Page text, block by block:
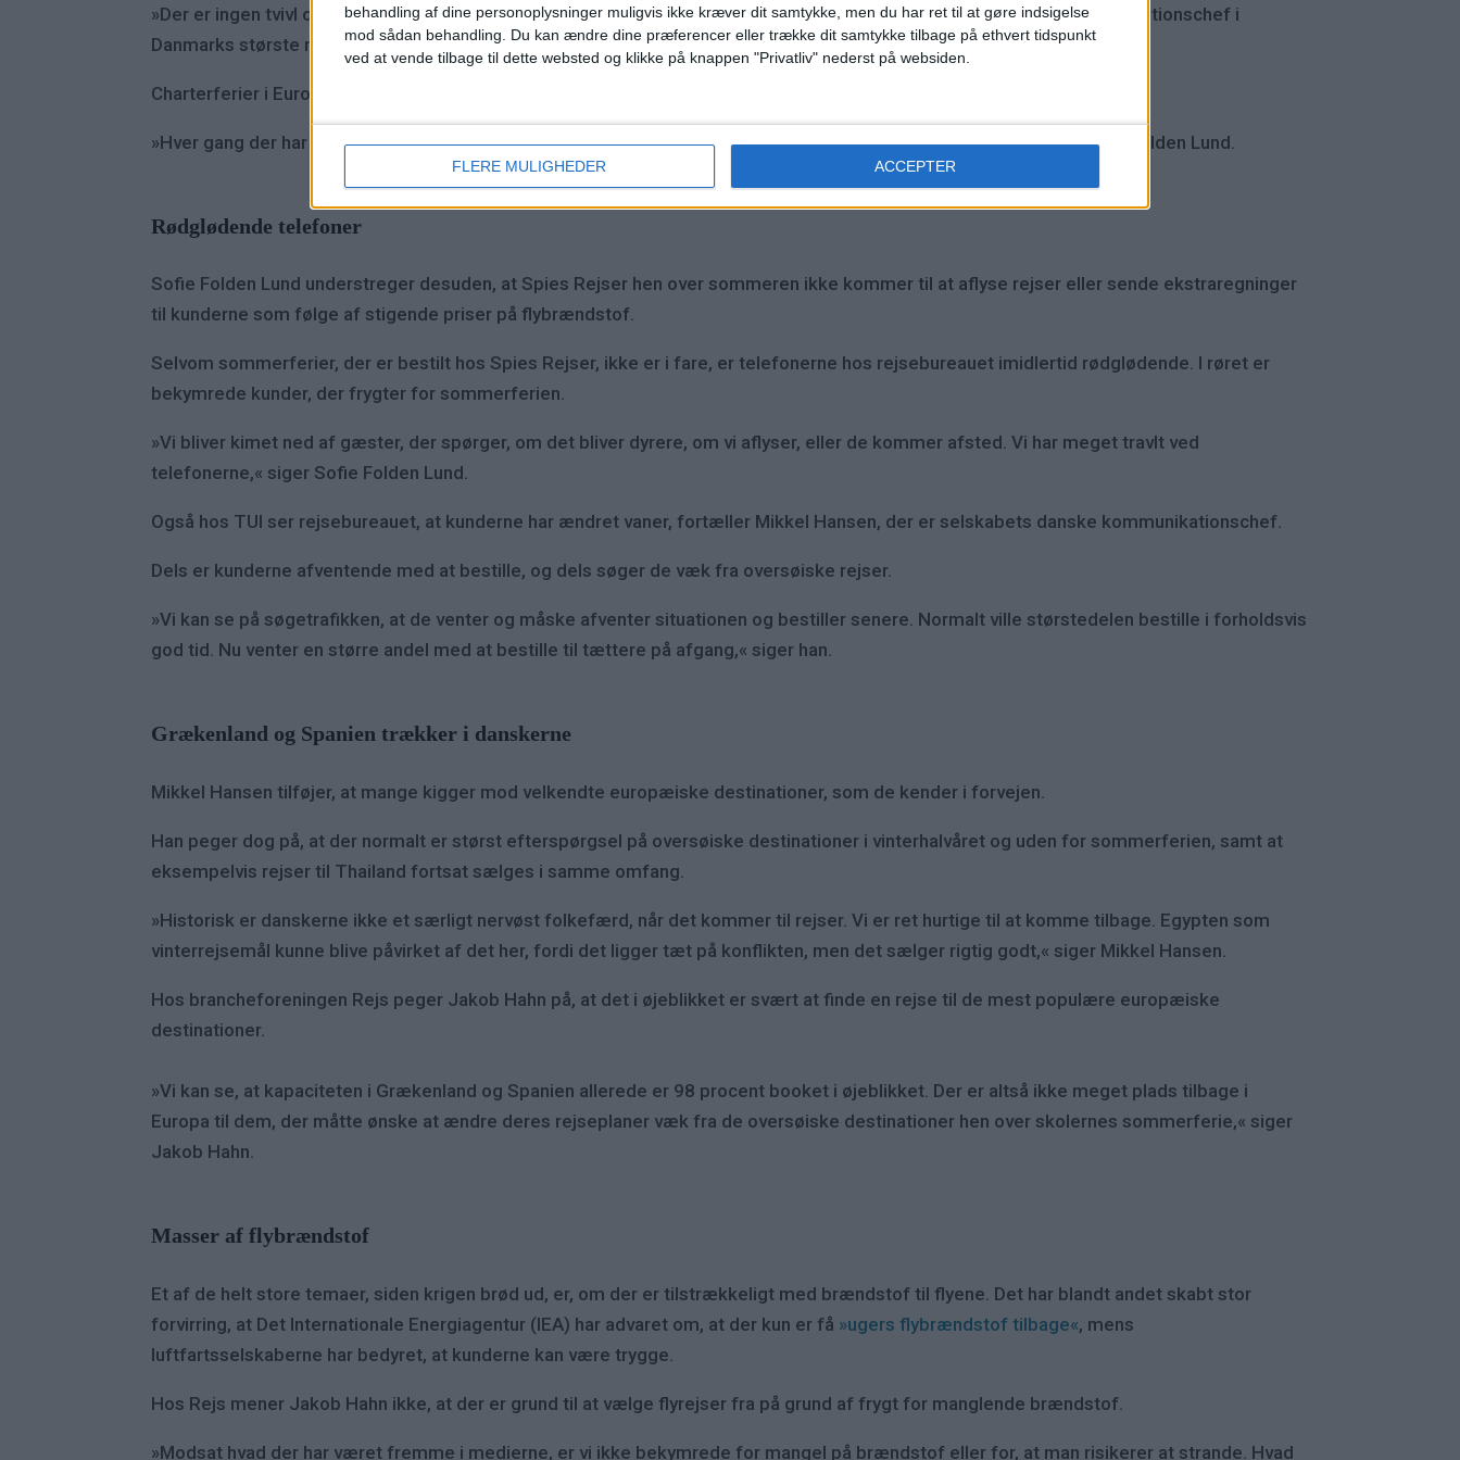
behandling af dine personoplysninger muligvis ikke kræver dit samtykke, men du har ret til at gøre indsigelse
mod sådan behandling.
Du kan ændre dine præferencer eller trække dit samtykke tilbage på ethvert tidspunkt
ved at vende tilbage til dette websted og klikke på knappen "Privatliv" nederst på websiden.
FLERE MULIGHEDER ACCEPTER
»Der er ingen tvivl om, at det har ændret danskernes rejsevaner på den korte bane,« siger Sofie Folden Lund, kommunikationschef i
Danmarks største rejsebureau, Spies Rejser,
Charterferier i Europa står for 90 procent af de rejser, Spies udbyder.
»Hver gang der har været større uroligheder, søger folk i højere grad de nære rejsemål og bliver i Europa,« siger Sofie Folden Lund.
Rødglødende telefoner
Sofie Folden Lund understreger desuden, at Spies Rejser hen over sommeren ikke kommer til at aflyse rejser eller sende ekstraregninger
til kunderne som følge af stigende priser på flybrændstof.
Selvom sommerferier, der er bestilt hos Spies Rejser, ikke er i fare, er telefonerne hos rejsebureauet imidlertid rødglødende. I røret er
bekymrede kunder, der frygter for sommerferien.
»Vi bliver kimet ned af gæster, der spørger, om det bliver dyrere, om vi aflyser, eller de kommer afsted. Vi har meget travlt ved
telefonerne,« siger Sofie Folden Lund.
Også hos TUI ser rejsebureauet, at kunderne har ændret vaner, fortæller Mikkel Hansen, der er selskabets danske kommunikationschef.
Dels er kunderne afventende med at bestille, og dels søger de væk fra oversøiske rejser.
»Vi kan se på søgetrafikken, at de venter og måske afventer situationen og bestiller senere. Normalt ville størstedelen bestille i forholdsvis
god tid. Nu venter en større andel med at bestille til tættere på afgang,« siger han.
Grækenland og Spanien trækker i danskerne
Mikkel Hansen tilføjer, at mange kigger mod velkendte europæiske destinationer, som de kender i forvejen.
Han peger dog på, at der normalt er størst efterspørgsel på oversøiske destinationer i vinterhalvåret og uden for sommerferien, samt at
eksempelvis rejser til Thailand fortsat sælges i samme omfang.
»Historisk er danskerne ikke et særligt nervøst folkefærd, når det kommer til rejser. Vi er ret hurtige til at komme tilbage. Egypten som
vinterrejsemål kunne blive påvirket af det her, fordi det ligger tæt på konflikten, men det sælger rigtig godt,« siger Mikkel Hansen.
Hos brancheforeningen Rejs peger Jakob Hahn på, at det i øjeblikket er svært at finde en rejse til de mest populære europæiske
destinationer.
»Vi kan se, at kapaciteten i Grækenland og Spanien allerede er 98 procent booket i øjeblikket. Der er altså ikke meget plads tilbage i
Europa til dem, der måtte ønske at ændre deres rejseplaner væk fra de oversøiske destinationer hen over skolernes sommerferie,« siger
Jakob Hahn.
Masser af flybrændstof
Et af de helt store temaer, siden krigen brød ud, er, om der er tilstrækkeligt med brændstof til flyene. Det har blandt andet skabt stor
forvirring, at Det Internationale Energiagentur (IEA) har advaret om, at der kun er få »ugers flybrændstof tilbage«, mens
luftfartsselskaberne har bedyret, at kunderne kan være trygge.
Hos Rejs mener Jakob Hahn ikke, at der er grund til at vælge flyrejser fra på grund af frygt for manglende brændstof.
»Modsat hvad der har været fremme i medierne, er vi ikke bekymrede for mangel på brændstof eller for, at man risikerer at strande. Hvad